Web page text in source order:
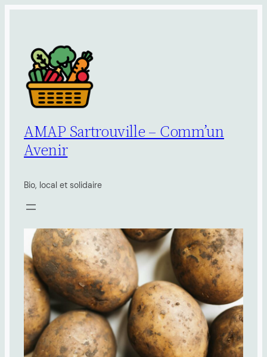
contenu
AMAP Sartrouville – Comm’un
Avenir
Bio, local et solidaire